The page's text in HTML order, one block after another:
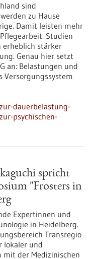
sind
zu Hause
Damit leisten mehr
Studien
erheblich stärker
Genau hier setzt
an: Belastungen und
Versorgungssystem
dauerbelastung-
psychischen-
spricht
"Frosters in
Expertinnen und
in Heidelberg.
Transregio
lokaler und
der Medizinischen